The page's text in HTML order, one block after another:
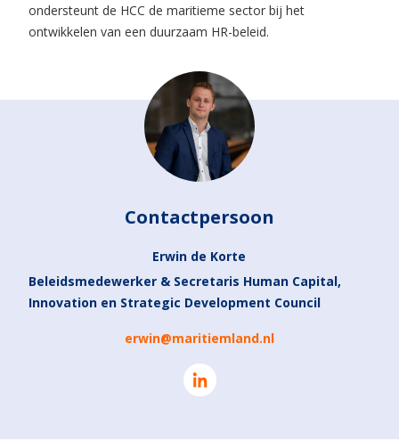
ondersteunt de HCC de maritieme sector bij het
ontwikkelen van een duurzaam HR-beleid.
Contactpersoon
Erwin de Korte
Beleidsmedewerker & Secretaris Human Capital,
Innovation en Strategic Development Council
erwin@maritiemland.nl